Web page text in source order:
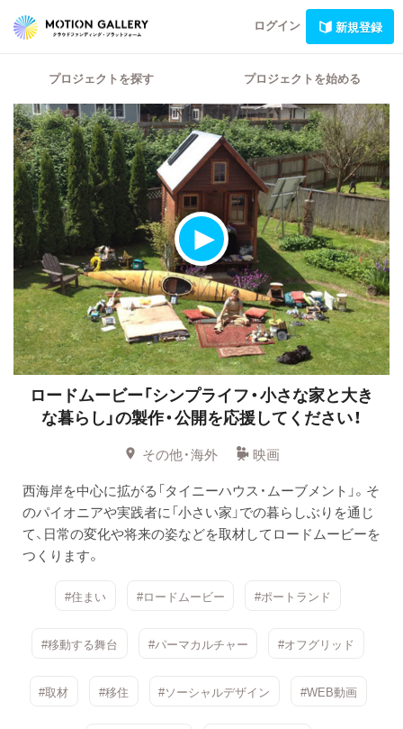
ログイン 新規登録
プロジェクトを探す プロジェクトを始める
ロードムービー「シンプライフ・小さな家と大き
な暮らし」の製作・公開を応援してください！
その他・海外
映画
西海岸を中心に拡がる「タイニーハウス・ムーブメント」。そ
のパイオニアや実践者に「小さい家」での暮らしぶりを通じ
て、日常の変化や将来の姿などを取材してロードムービーを
つくります。
#住まい #ロードムービー #ポートランド
#移動する舞台 #パーマカルチャー #オフグリッド
#取材 #移住 #ソーシャルデザイン #WEB動画